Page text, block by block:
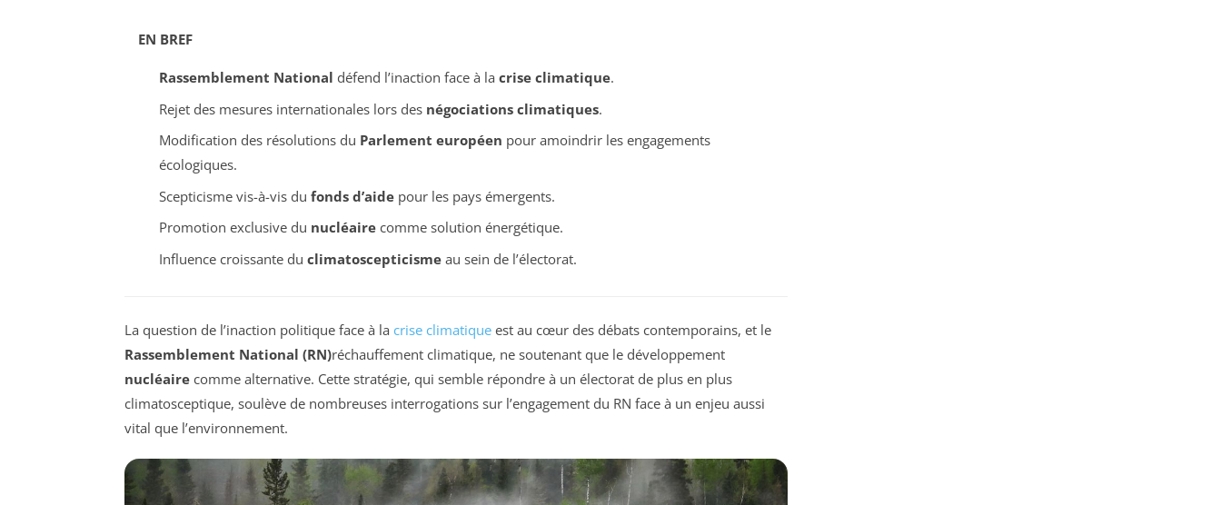
EN BREF
Rassemblement National défend l’inaction face à la crise climatique.
Rejet des mesures internationales lors des négociations climatiques.
Modification des résolutions du Parlement européen pour amoindrir les engagements
écologiques.
Scepticisme vis-à-vis du fonds d’aidepour les pays émergents.
Promotion exclusive du nucléairecomme solution énergétique.
Influence croissante du climatoscepticismeau sein de l’électorat.
La question de l’inaction politique face à la crise climatique est au cœur des débats contemporains, et le
Rassemblement National (RN)réchauffement climatique, ne soutenant que le développement
nucléaire comme alternative. Cette stratégie, qui semble répondre à un électorat de plus en plus
climatosceptique, soulève de nombreuses interrogations sur l’engagement du RN face à un enjeu aussi
vital que l’environnement.